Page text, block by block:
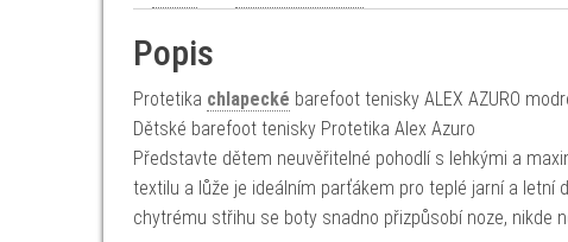
Popis
Protetika chlapecké barefoot tenisky ALEX AZURO
Dětské barefoot tenisky Protetika Alex Azuro
Představte dětem neuvěřitelné pohodlí s lehkými a
textilu a lůže je ideálním parťákem pro teplé jarní a letní
chytrému střihu se boty snadno přizpůsobí noze, nikde